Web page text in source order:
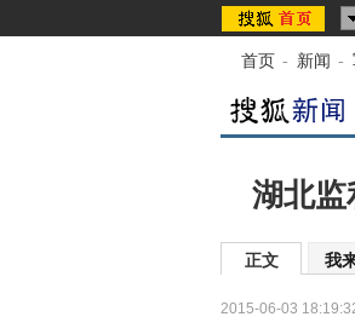
首页 - 新闻 -
湖北监
正文 我
2015-06-03